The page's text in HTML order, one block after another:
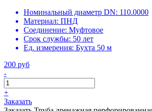
Номинальный диаметр DN: 110.0000
Материал: ПНД
Соединение: Муфтовое
Срок службы: 50 лет
Ед. измерения: Бухта 50 м
200 руб
-
+
Заказать